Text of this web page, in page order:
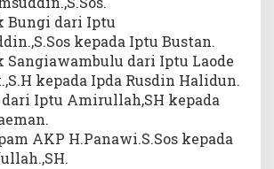
Bungi dari Iptu
kepada Iptu Bustan.
Sangiawambulu dari Iptu Laode
kepada Ipda Rusdin Halidun.
Iptu Amirullah,SH kepada
AKP H.Panawi.S.Sos kepada